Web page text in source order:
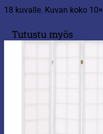
18 kuvalle. Kuvan koko
Tutustu myös